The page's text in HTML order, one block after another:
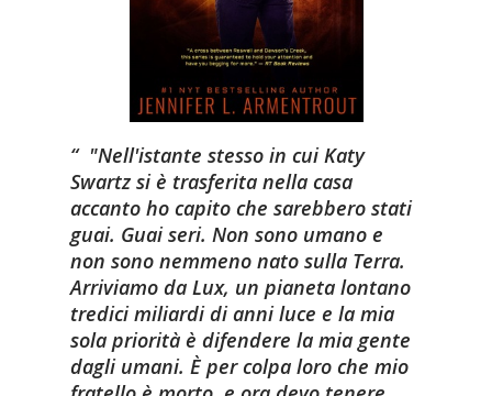
"Nell'istante stesso in cui Katy
Swartz si è trasferita nella casa
accanto ho capito che sarebbero stati
guai. Guai seri. Non sono umano e
non sono nemmeno nato sulla Terra.
Arriviamo da Lux, un pianeta lontano
tredici miliardi di anni luce e la mia
sola priorità è difendere la mia gente
dagli umani. È per colpa loro che mio